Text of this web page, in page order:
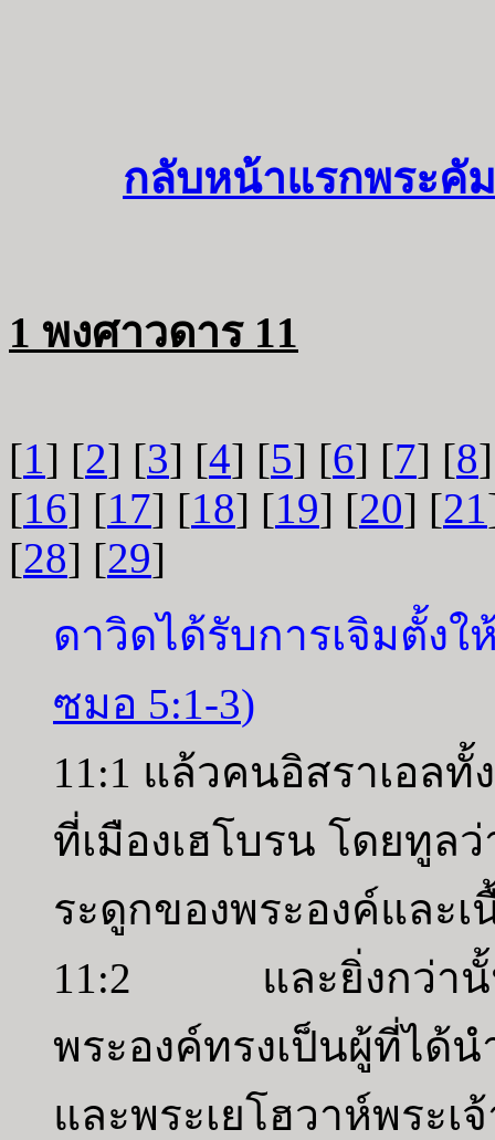
กลับหน้าแรกพระคั
1 พงศาวดาร 11
[1] [2] [3] [4] [5] [6] [7] [8
[16] [17] [18] [19] [20] [21
[28] [29]
ดาวิดได้รับการเจิมตั้ง
ซมอ 5:1-3)
11:1 แล้วคนอิสราเอล
ที่เมืองเฮโบรน โดยทูล
ระดูกของพระองค์และเ
11:2 และยิ่งกว่านั้น
พระองค์ทรงเป็นผู้ที่ได้
และพระเยโฮวาห์พระเ